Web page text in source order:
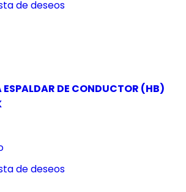
de deseos
ESPALDAR DE CONDUCTOR (HB)
de deseos